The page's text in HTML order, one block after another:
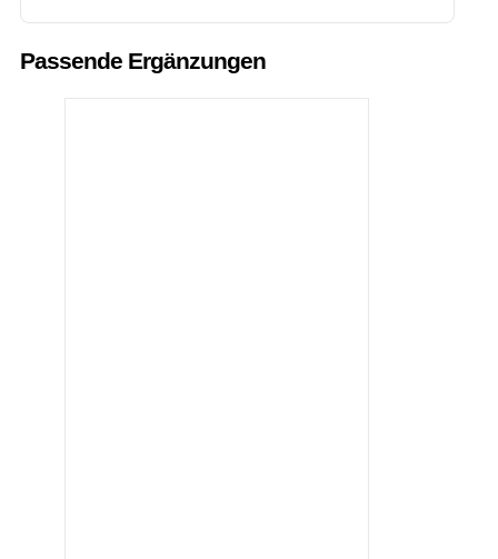
Passende Ergänzungen